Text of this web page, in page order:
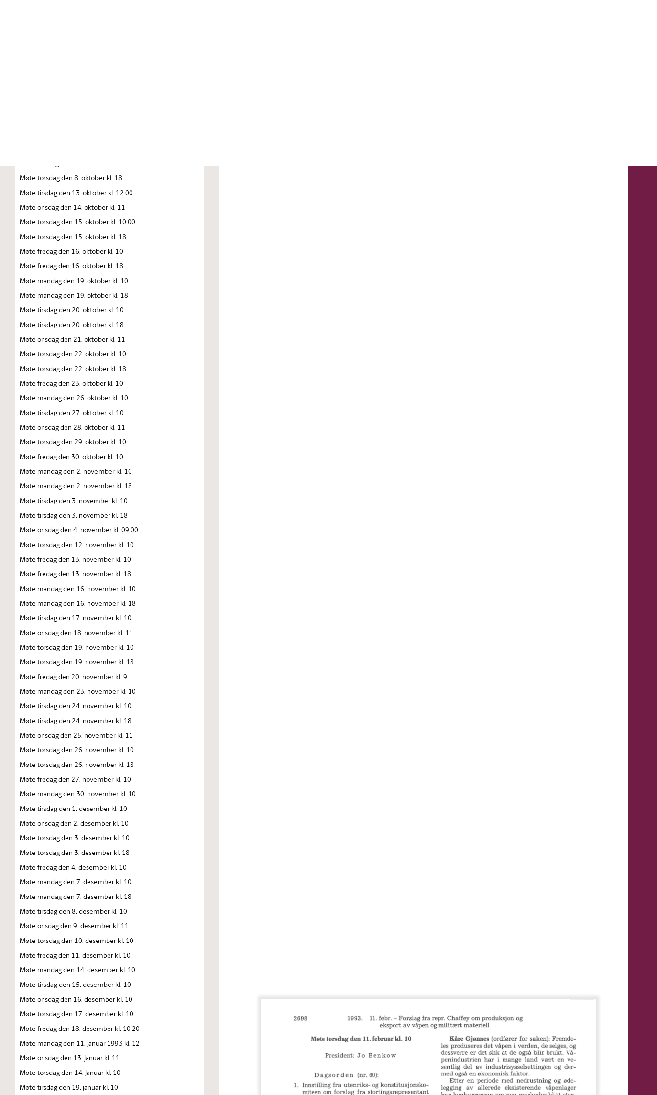
Møte torsdag den 8. oktober kl. 18
Møte tirsdag den 13. oktober kl. 12.00
Møte onsdag den 14. oktober kl. 11
Møte torsdag den 15. oktober kl. 10.00
Møte torsdag den 15. oktober kl. 18
Møte fredag den 16. oktober kl. 10
Møte fredag den 16. oktober kl. 18
Møte mandag den 19. oktober kl. 10
Møte mandag den 19. oktober kl. 18
Møte tirsdag den 20. oktober kl. 10
Møte tirsdag den 20. oktober kl. 18
Møte onsdag den 21. oktober kl. 11
Møte torsdag den 22. oktober kl. 10
Møte torsdag den 22. oktober kl. 18
Møte fredag den 23. oktober kl. 10
Møte mandag den 26. oktober kl. 10
Møte tirsdag den 27. oktober kl. 10
Møte onsdag den 28. oktober kl. 11
Møte torsdag den 29. oktober kl. 10
Møte fredag den 30. oktober kl. 10
Møte mandag den 2. november kl. 10
Møte mandag den 2. november kl. 18
Møte tirsdag den 3. november kl. 10
Møte tirsdag den 3. november kl. 18
Møte onsdag den 4. november kl. 09.00
Møte torsdag den 12. november kl. 10
Møte fredag den 13. november kl. 10
Møte fredag den 13. november kl. 18
Møte mandag den 16. november kl. 10
Møte mandag den 16. november kl. 18
Møte tirsdag den 17. november kl. 10
Møte onsdag den 18. november kl. 11
Møte torsdag den 19. november kl. 10
Møte torsdag den 19. november kl. 18
Møte fredag den 20. november kl. 9
Møte mandag den 23. november kl. 10
Møte tirsdag den 24. november kl. 10
Møte tirsdag den 24. november kl. 18
Møte onsdag den 25. november kl. 11
Møte torsdag den 26. november kl. 10
Møte torsdag den 26. november kl. 18
Møte fredag den 27. november kl. 10
Møte mandag den 30. november kl. 10
Møte tirsdag den 1. desember kl. 10
Møte onsdag den 2. desember kl. 10
Møte torsdag den 3. desember kl. 10
Møte torsdag den 3. desember kl. 18
Møte fredag den 4. desember kl. 10
Møte mandag den 7. desember kl. 10
Møte mandag den 7. desember kl. 18
Møte tirsdag den 8. desember kl. 10
Møte onsdag den 9. desember kl. 11
Møte torsdag den 10. desember kl. 10
Møte fredag den 11. desember kl. 10
Møte mandag den 14. desember kl. 10
Møte tirsdag den 15. desember kl. 10
Møte onsdag den 16. desember kl. 10
Møte torsdag den 17. desember kl. 10
Møte fredag den 18. desember kl. 10.20
Møte mandag den 11. januar 1993 kl. 12
Møte onsdag den 13. januar kl. 11
Møte torsdag den 14. januar kl. 10
Møte tirsdag den 19. januar kl. 10